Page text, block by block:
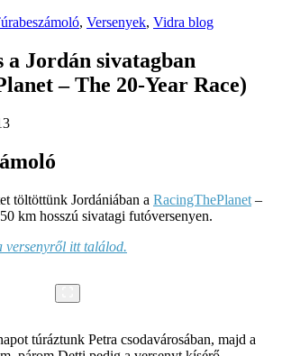
, Versenyek, Vidra blog
a Jordán sivatagban
– The 20-Year Race)
töltöttünk Jordániában a RacingThePlanet –
km hosszú sivatagi futóversenyen.
versenyről itt találod.
túráztunk Petra csodavárosában, majd a